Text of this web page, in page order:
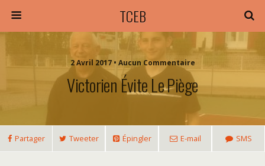
TCEB
2 Avril 2017 • Aucun Commentaire
Victorien Évite Le Piège
Partager Tweeter Épingler E-mail SMS